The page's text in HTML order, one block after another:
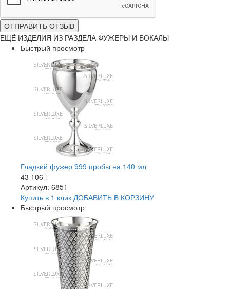
ОТПРАВИТЬ ОТЗЫВ
ЕЩЁ ИЗДЕЛИЯ ИЗ РАЗДЕЛА ФУЖЕРЫ И БОКАЛЫ
Быстрый просмотр
Гладкий фужер 999 пробы на 140 мл
43 106 i
Артикул: 6851
Купить в 1 клик ДОБАВИТЬ В КОРЗИНУ
Быстрый просмотр